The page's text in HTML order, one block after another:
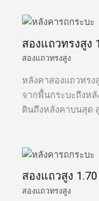
สองแถวทรงสูง
สองแถวทรงสูง
หลังคาสองแถวทร
จากพื้นกระบะถึงห
ดินถึงหลังคาบนสุด
สองแถวสูง
สองแถวทรงสูง